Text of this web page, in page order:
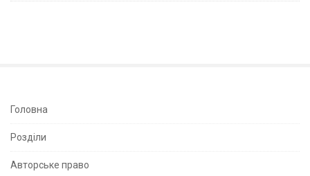
S
e
Головна
Розділи
Авторське право